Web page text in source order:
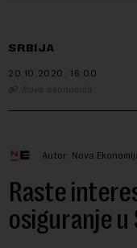
SRBIJA
20.10.2020. 16:00
Nova ekonomija
Autor: Nova
Raste
osiguranje u